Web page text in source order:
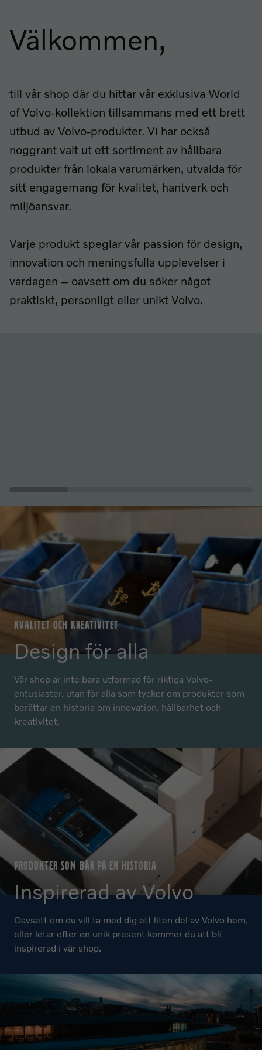
Välkommen,
till vår shop där du hittar vår exklusiva World
of Volvo-kollektion tillsammans med ett brett
utbud av Volvo-produkter. Vi har också
noggrant valt ut ett sortiment av hållbara
produkter från lokala varumärken, utvalda för
sitt engagemang för kvalitet, hantverk och
miljöansvar.
Varje produkt speglar vår passion för design,
innovation och meningsfulla upplevelser i
vardagen – oavsett om du söker något
praktiskt, personligt eller unikt Volvo.
Design för alla
KVALITET OCH KREATIVITET
Vår shop är inte bara utformad för riktiga Volvo-
entusiaster, utan för alla som tycker om produkter som
berättar en historia om innovation, hållbarhet och
kreativitet.
Inspirerad av Volvo
PRODUKTER SOM BÄR PÅ EN HISTORIA
Oavsett om du vill ta med dig ett liten del av Volvo hem,
eller letar efter en unik present kommer du att bli
inspirerad i vår shop.